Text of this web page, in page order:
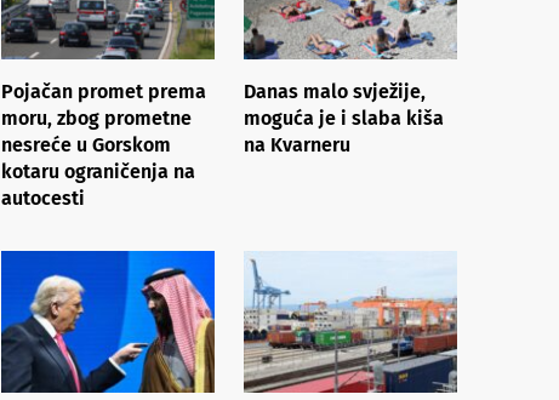
Pojačan promet prema
moru, zbog prometne
nesreće u Gorskom
kotaru ograničenja na
autocesti
Danas malo svježije,
moguća je i slaba kiša
na Kvarneru